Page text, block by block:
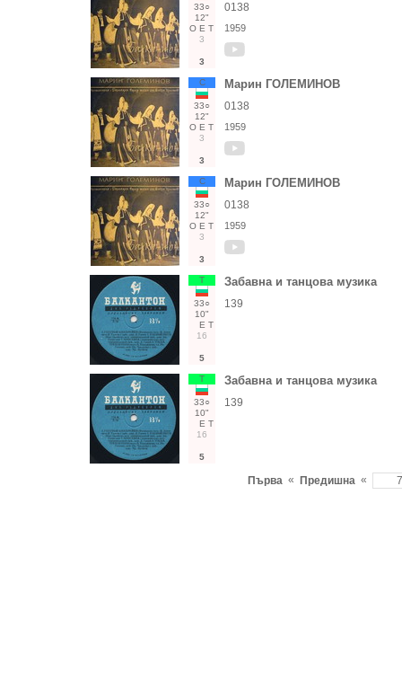
33○
12"
О Е Т
3
3
0138
1959
С
33○
12"
О Е Т
3
3
Марин ГОЛЕМИНОВ
0138
1959
С
33○
12"
О Е Т
3
3
Марин ГОЛЕМИНОВ
0138
1959
Т
33○
10"
Е Т
16
5
Забавна и танцова музика
139
Т
33○
10"
Е Т
16
5
Забавна и танцова музика
139
Първа « Предишна «